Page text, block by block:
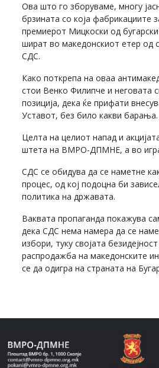
Ова што го зборуваме, многу
брзината со која
премиерот Мицкоски од
шират во македонскиот етер од
СДС.
Како поткрепа на оваа
стои Венко Филипче и неговата
позиција, дека ќе прифати
Уставот, без било какви барања.
Целта на целиот напад и
штета на ВМРО-ДПМНЕ, а во
СДС се обидува да се наметне
процес, од кој подоцна би
политика на државата.
Ваквата пропаганда покажува
дека СДС нема намера да се
избори, туку својата
распродажба на македонските
се да одигра на страната на